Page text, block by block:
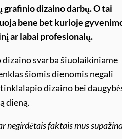
dizaino darbų. O tai
bene bet kurioje
ar labai profesionalų.
dizaino svarba šiuolaikiniame
šiomis dienomis negali
dizaino bei
dieną.
negirdėtais faktais mus